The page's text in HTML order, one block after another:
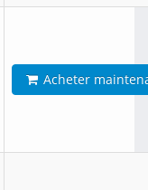
Acheter